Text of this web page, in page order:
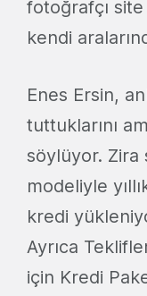
fotoğrafçı
kendi
Enes Ersin,
tuttuklarını
söylüyor. Zira
modeliyle
kredi
Ayrıca
için Kredi